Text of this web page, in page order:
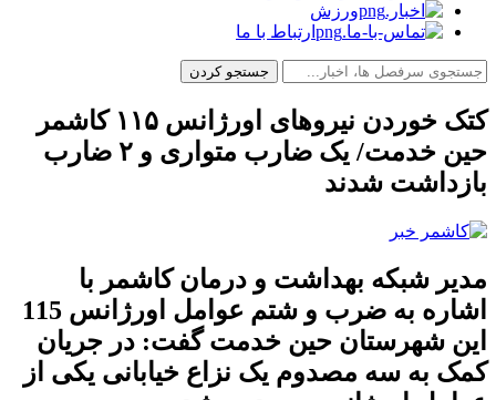
ورزش
ارتباط با ما
کتک خوردن نیروهای اورژانس ۱۱۵ کاشمر
حین خدمت/ یک ضارب متواری و ۲ ضارب
بازداشت شدند
مدیر شبکه بهداشت و درمان کاشمر با
اشاره به ضرب و شتم عوامل اورژانس 115
این شهرستان حین خدمت گفت: در جریان
کمک به سه مصدوم یک نزاع خیابانی یکی از